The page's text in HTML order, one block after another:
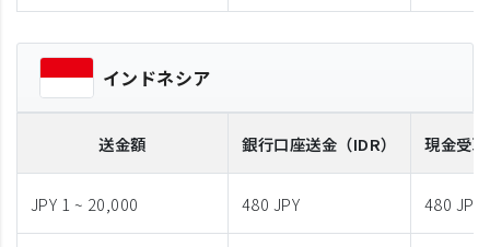
インドネシア
送金額 銀行口座送金 （IDR） 現金受取
JPY 1 ~ 20,000 480 JPY 480 JPY